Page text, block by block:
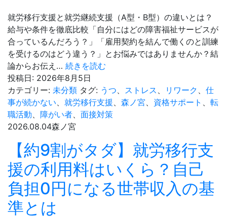
行
支
援
に
通
通
費
の
仕
組
み
＆
就労移行支援と就労継続支援（A型・B型）の違いとは？
給与や条件を徹底比較「自分にはどの障害福祉サービスが
合っているんだろう？」「雇用契約を結んで働くのと訓練
を受けるのはどう違う？」とお悩みではありませんか？結
論からお伝え… 続きを読む
比
較】
就
行
支
援
と
就
投稿日: 2026年8月5日
カテゴリー: 未分類 タグ: うつ、 ストレス 、 リワーク 、 仕
事が続かない、 就労移行支援、 森ノ宮、 資格サポート 、 転
職活動、 障がい者、 面接対策
2026.08.04森ノ宮
【約9割がタダ】就労移行支
援の利用料はいくら？自己
負担0円になる世帯収入の基
準とは